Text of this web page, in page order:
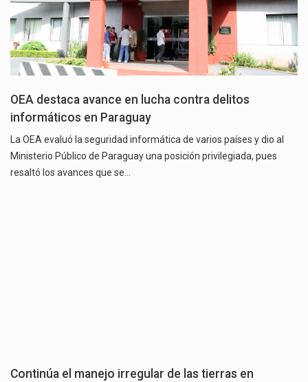
OEA destaca avance en lucha contra delitos
informáticos en Paraguay
La OEA evaluó la seguridad informática de varios países y dio al
Ministerio Público de Paraguay una posición privilegiada, pues
resaltó los avances que se…
Continúa el manejo irregular de las tierras en